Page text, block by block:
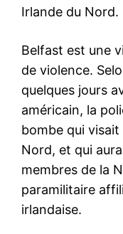
Irlande du Nord.
Belfast est une
de violence.
quelques jours
américain, la
bombe qui
Nord, et qui
membres de la
paramilitaire
irlandaise.